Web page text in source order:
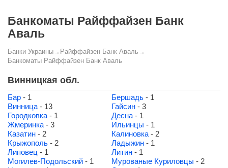
Банкоматы Райффайзен Банк
Аваль
Банки Украины→ Райффайзен Банк Аваль →
Банкоматы Райффайзен Банк Аваль
Винницкая обл.
Бар - 1 Бершадь - 1
Винница - 13 Гайсин - 3
Городковка - 1 Десна - 1
Жмеринка - 3 Ильинцы - 1
Казатин - 2 Калиновка - 2
Крыжополь - 2 Ладыжин - 1
Липовец - 1 Литин - 1
Могилев-Подольский - 1 Мурованые Куриловцы - 2